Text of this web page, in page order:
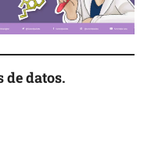
de datos.